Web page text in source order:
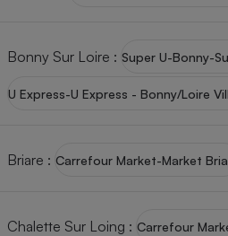
Bonny Sur Loire : Super U-Bonny-
U Express-U Express - Bonny/Loire
Briare : Carrefour Market-Market
Chalette Sur Loing : Carrefour